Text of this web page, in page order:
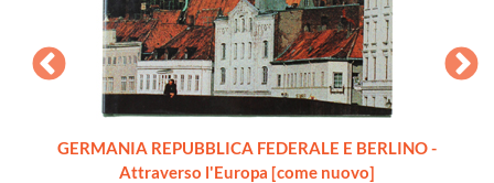
GERMANIA REPUBBLICA FEDERALE E BERLINO -
Attraverso l'Europa [come nuovo]